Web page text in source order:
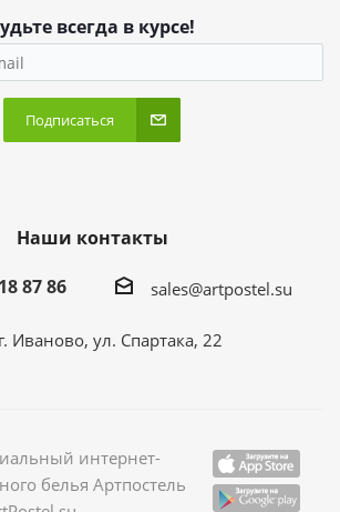
всегда в курсе!
Подписаться
Наши контакты
87 86
sales@artpostel.su
г. Иваново, ул. Спартака, 22
интернет-
белья Артпостель